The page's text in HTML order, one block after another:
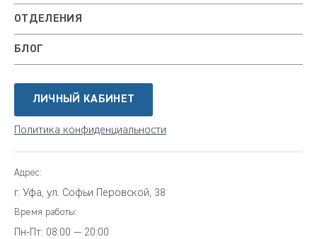
ОТДЕЛЕНИЯ
БЛОГ
ЛИЧНЫЙ КАБИНЕТ
Политика конфиденциальности
Адрес:
г. Уфа, ул. Софьи Перовской, 38
Время работы:
Пн-Пт: 08:00 — 20:00